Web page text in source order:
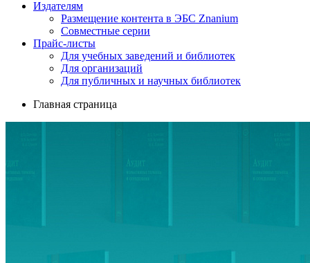
Издателям
Размещение контента в ЭБС Znanium
Совместные серии
Прайс-листы
Для учебных заведений и библиотек
Для организаций
Для публичных и научных библиотек
Главная страница